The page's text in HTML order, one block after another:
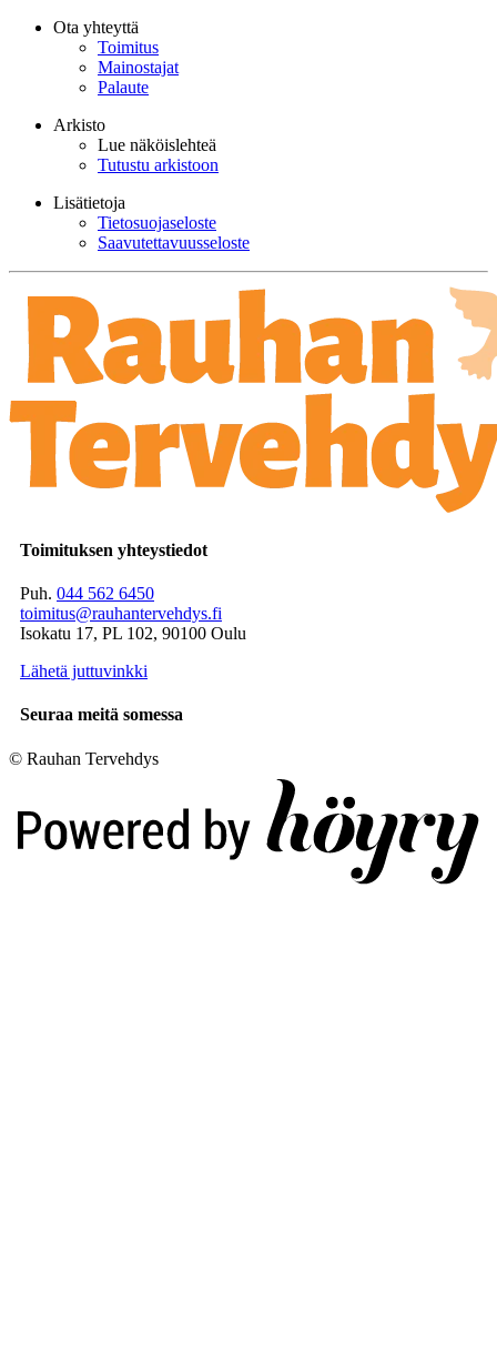
Ota yhteyttä
Toimitus
Mainostajat
Palaute
Arkisto
Lue näköislehteä
Tutustu arkistoon
Lisätietoja
Tietosuojaseloste
Saavutettavuusseloste
Toimituksen yhteystiedot
Puh. 044 562 6450
toimitus@rauhantervehdys.fi
Isokatu 17, PL 102, 90100 Oulu
Lähetä juttuvinkki
Seuraa meitä somessa
© Rauhan Tervehdys